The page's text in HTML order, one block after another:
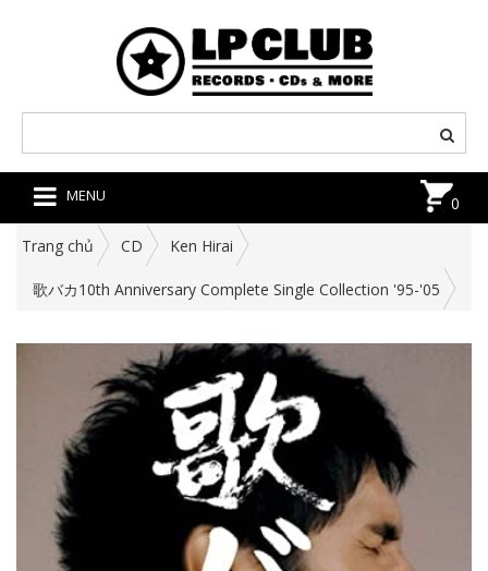
MENU 0
Trang chủ CD Ken Hirai
歌バカ10th Anniversary Complete Single Collection '95-'05